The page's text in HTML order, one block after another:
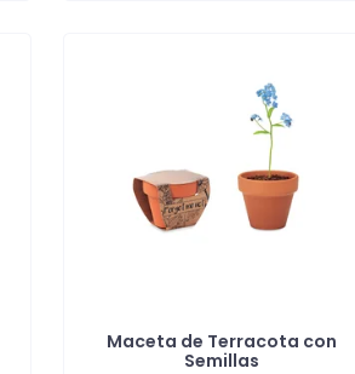
Maceta de Terracota con
Semillas